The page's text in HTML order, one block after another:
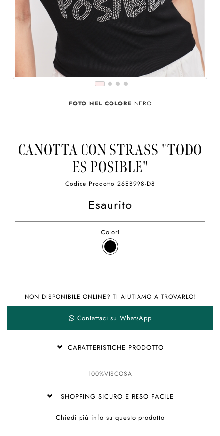
FOTO NEL COLORE NERO
CANOTTA CON STRASS "TODO
ES POSIBLE"
Codice Prodotto 26EB998-D8
Esaurito
Colori
NON DISPONIBILE ONLINE? TI AIUTIAMO A TROVARLO!
Contattaci su WhatsApp
CARATTERISTICHE PRODOTTO
100%VISCOSA
SHOPPING SICURO E RESO FACILE
Chiedi più info su questo prodotto